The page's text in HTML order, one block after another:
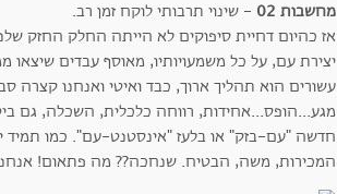
מחשבות 02
- שינוי תרבותי לוקח זמן רב.
אז כהיום דחיית סיפוקים לא הייתה החלק החזק
יצירת עם, על כל משמעויותיו, מאוסף עבדים שיצאו
עשורים הוא תהליך ארוך, כבד ואיטי ואנחנו קצרה
מגע...הופס...אחידות, רווחה כלכלית, השכלה, גם
חדשה "עם-בזק" או בלעז "אינסטנט-עם". כמו תמיד
המכירות, משה, הבטיח. שנחכה?? מה פתאום!